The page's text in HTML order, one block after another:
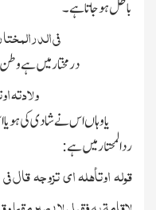
باطل ہوجاتا ہے۔
فی
در مختا ر میں ہے
ولادتہ
یا وہاں اس نے شادی کی ہو
ردالمحتار میں ہے :
قولہ اوتأھلہ ای تزوجہ قال